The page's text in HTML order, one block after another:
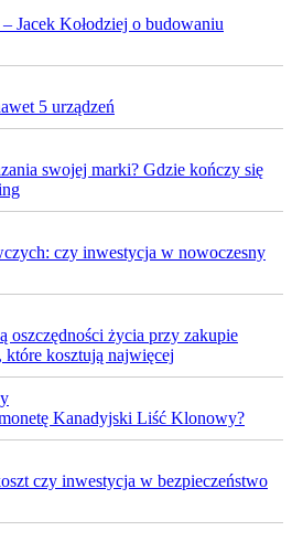
Jacek Kołodziej o budowaniu
5 urządzeń
swojej marki? Gdzie kończy się
czy inwestycja w nowoczesny
oszczędności życia przy zakupie
kosztują najwięcej
Kanadyjski Liść Klonowy?
czy inwestycja w bezpieczeństwo